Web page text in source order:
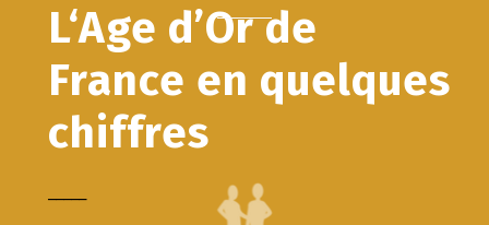
L‘Age d’Or de
France en quelques
chiffres